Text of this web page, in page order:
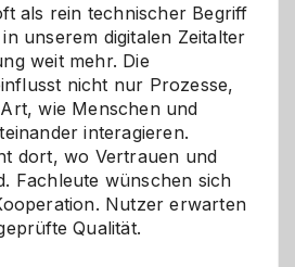
als rein technischer Begriff
unserem digitalen Zeitalter
weit mehr. Die
nicht nur Prozesse,
wie Menschen und
interagieren.
dort, wo Vertrauen und
Fachleute wünschen sich
Nutzer erwarten
Qualität.